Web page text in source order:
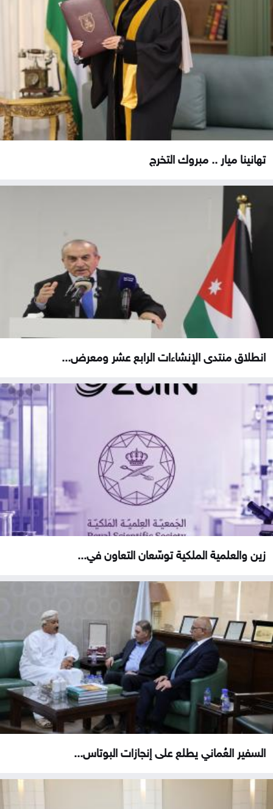
تهانينا ميار .. مبروك التخرج
انطلاق منتدى الإنشاءات الرابع عشر ومعرض...
زين والعلمية الملكية توسّعان التعاون في...
السفير العُماني يطلع على إنجازات البوتاس...